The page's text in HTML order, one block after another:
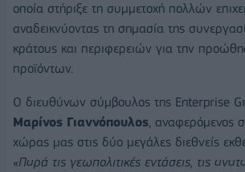
οποία στήριξε τη συμμετοχή πολλών
αναδεικνύοντας τη σημασία της
κράτους και περιφερειών για την
προϊόντων.
Ο διευθύνων σύμβουλος της Enterprise
Μαρίνος Γιαννόπουλος, αναφερόμενος
χώρας μας στις δύο μεγάλες διεθνείς
«Παρά τις γεωπολιτικές εντάσεις, τις